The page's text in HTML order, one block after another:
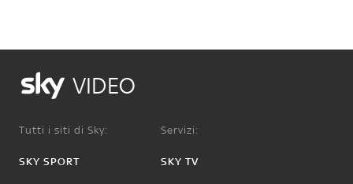
VIDEO
Tutti i siti di Sky:
SKY SPORT
Servizi:
SKY TV